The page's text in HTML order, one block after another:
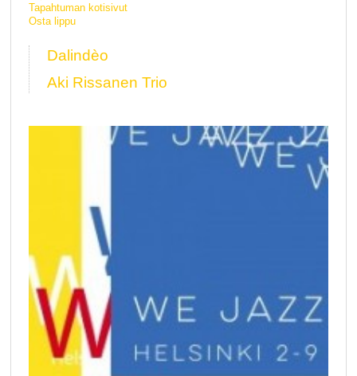
Tapahtuman kotisivut
Osta lippu
Dalindèo
Aki Rissanen Trio